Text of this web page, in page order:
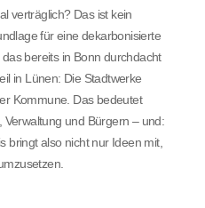
verträglich? Das ist kein
für eine dekarbonisierte
bereits in Bonn durchdacht
in Lünen: Die Stadtwerke
Kommune. Das bedeutet
Verwaltung und Bürgern – und:
bringt also nicht nur Ideen mit,